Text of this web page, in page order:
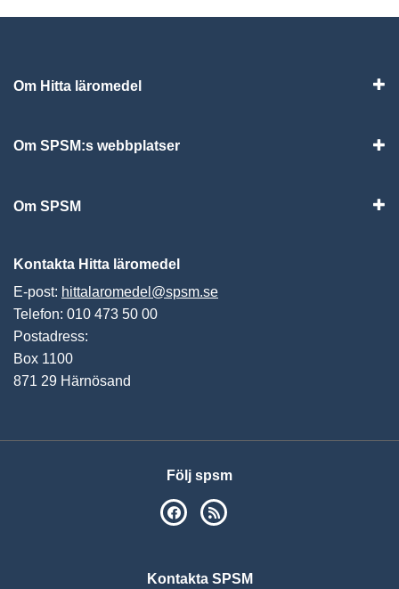
Om Hitta läromedel
Om SPSM:s webbplatser
Om SPSM
Kontakta Hitta läromedel
E-post: hittalaromedel@spsm.se
Telefon: 010 473 50 00
Postadress:
Box 1100
871 29 Härnösand
Följ spsm
SPSM på Facebook
Kontakta SPSM